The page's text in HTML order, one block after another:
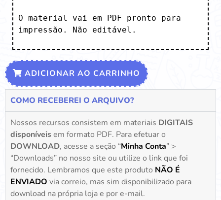
O material vai em PDF pronto para
impressão. Não editável.
ADICIONAR AO CARRINHO
COMO RECEBEREI O ARQUIVO?
Nossos recursos consistem em materiais DIGITAIS
disponíveisem formato PDF. Para efetuar o
DOWNLOAD, acesse a seção “Minha Conta” >
“Downloads” no nosso site ou utilize o link que foi
fornecido. Lembramos que este produto NÃO É
ENVIADO via correio, mas sim disponibilizado para
download na própria loja e por e-mail.